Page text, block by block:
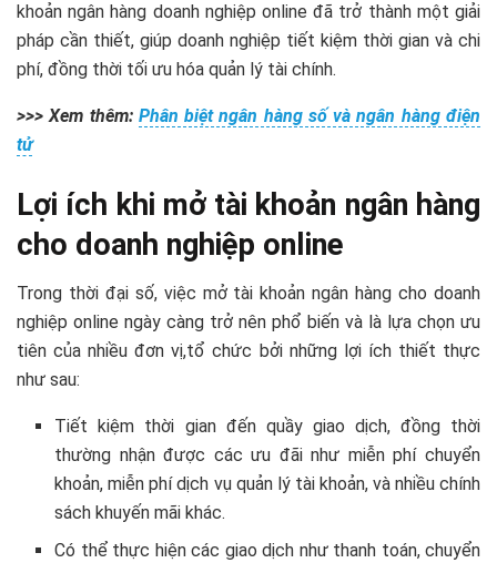
khoản ngân hàng doanh nghiệp online đã trở thành một giải
pháp cần thiết, giúp doanh nghiệp tiết kiệm thời gian và chi
phí, đồng thời tối ưu hóa quản lý tài chính.
>>> Xem thêm: Phân biệt ngân hàng số và ngân hàng điện
tử
Lợi ích khi mở tài khoản ngân hàng
cho doanh nghiệp online
Trong thời đại số, việc mở tài khoản ngân hàng cho doanh
nghiệp online ngày càng trở nên phổ biến và là lựa chọn ưu
tiên của nhiều đơn vị,tổ chức bởi những lợi ích thiết thực
như sau:
Tiết kiệm thời gian đến quầy giao dịch, đồng thời
thường nhận được các ưu đãi như miễn phí chuyển
khoản, miễn phí dịch vụ quản lý tài khoản, và nhiều chính
sách khuyến mãi khác.
Có thể thực hiện các giao dịch như thanh toán, chuyển